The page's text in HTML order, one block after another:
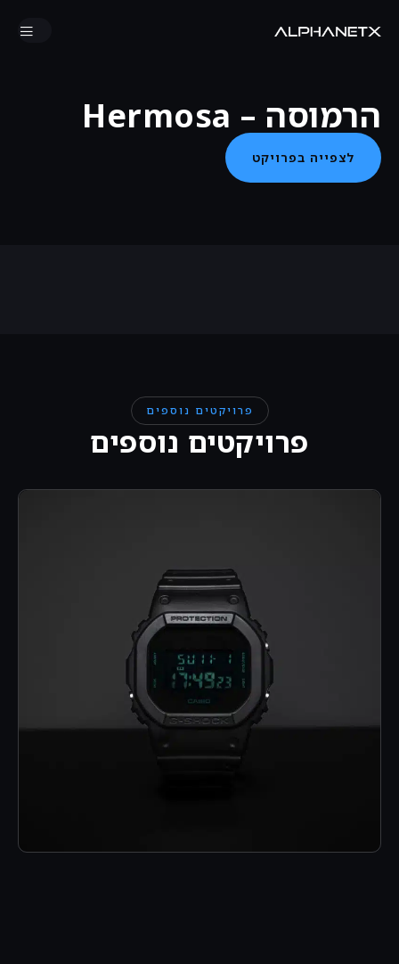
הרמוסה – Hermosa
לצפייה בפרויקט
פרויקטים נוספים
פרויקטים נוספים